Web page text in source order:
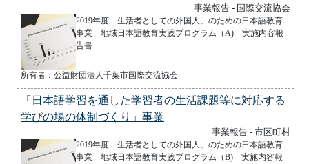
事業報告 - 国際交流協会
2019年度「生活者としての外国人」のための日本語教育
事業 地域日本語教育実践プログラム（A) 実施内容報
告書
所有者：公益財団法人千葉市国際交流協会
「日本語学習を通した学習者の生活課題等に対応する
学びの場の体制づくり」事業
事業報告 - 市区町村
2019年度「生活者としての外国人」のための日本語教育
事業 地域日本語教育実践プログラム（B) 実施内容報